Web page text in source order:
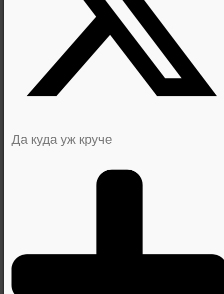
Да куда уж круче